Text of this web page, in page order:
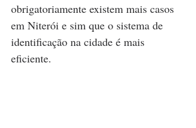
obrigatoriamente existem mais casos
em Niterói e sim que o sistema de
identificação na cidade é mais
eficiente.